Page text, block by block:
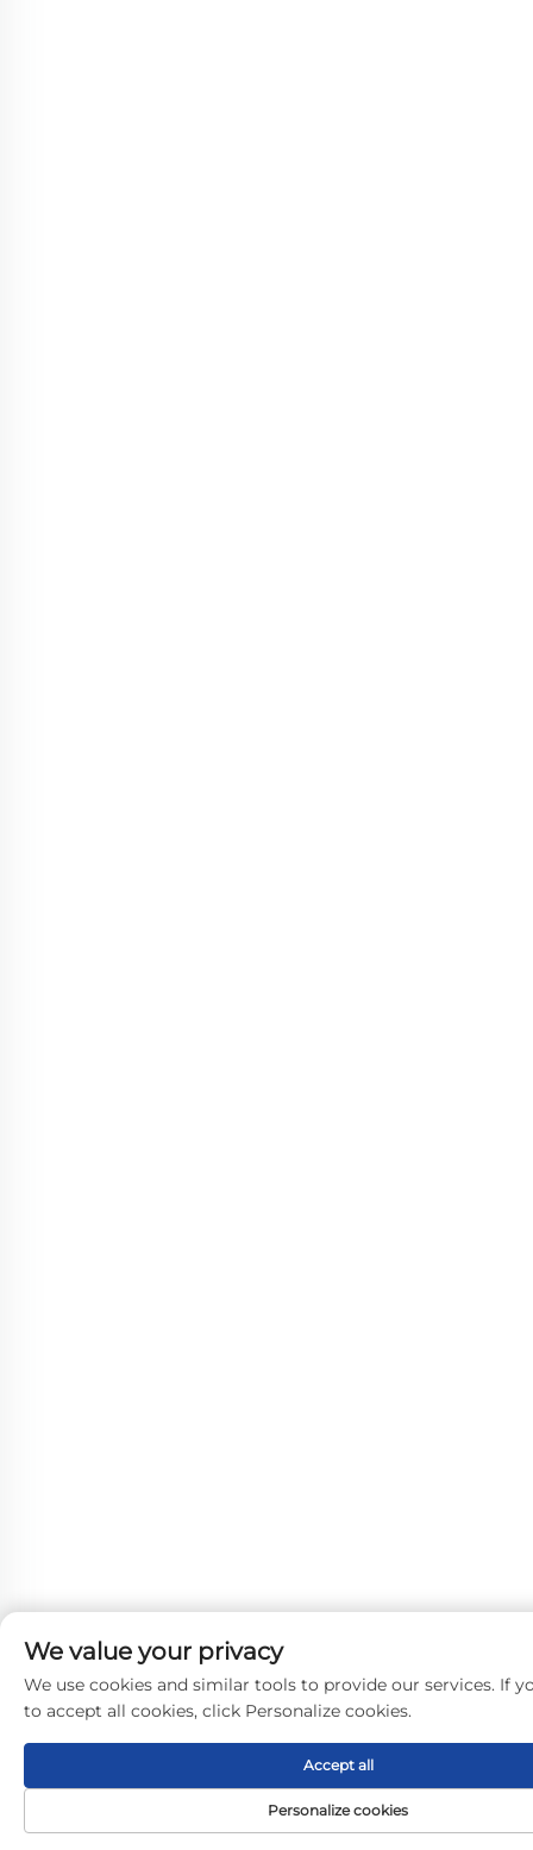
We value your privacy
We use cookies and similar tools to provide our services. If
to accept all cookies, click Personalize cookies.
Personalize cookies
Accept all